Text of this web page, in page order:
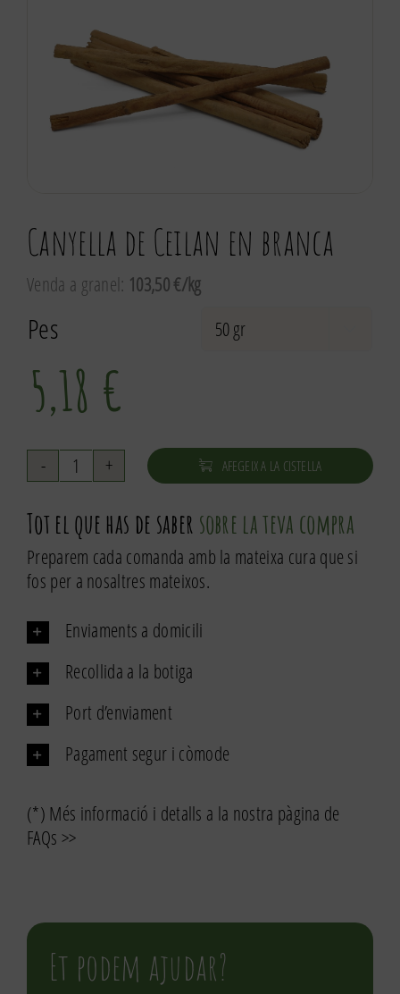
Canyella de Ceilan en branca
Venda a granel: 103,50 €/kg
Pes
5,18 €
quantitat
Canyella
de
Ceilan
en
branca
AFEGEIX A LA CISTELLA
Tot el que has de saber sobre la teva compra
Preparem cada comanda amb la mateixa cura que si
fos per a nosaltres mateixos.
Enviaments a domicili
Recollida a la botiga
Port d’enviament
Pagament segur i còmode
(*) Més informació i detalls a la nostra pàgina de
FAQs >>
Et podem ajudar?